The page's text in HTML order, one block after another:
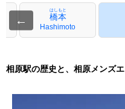
← 橋本
はしもと
Hashimoto
相原駅の歴史と、相原メンズ